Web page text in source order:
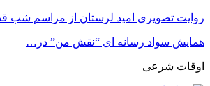
روایت تصویری امید لرستان از مراسم شب
همایش سواد رسانه ای “نقش من” در…
اوقات شرعی